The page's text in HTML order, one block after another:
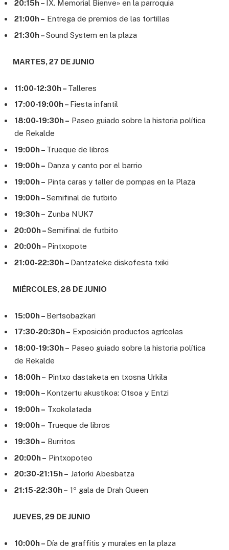
20:15h – IX. Memorial Bienve» en la parroquia
21:00h – Entrega de premios de las tortillas
21:30h –Sound System en la plaza
MARTES, 27 DE JUNIO
11:00-12:30h – Talleres
17:00-19:00h – Fiesta infantil
18:00-19:30h – Paseo guiado sobre la historia política
de Rekalde
19:00h – Trueque de libros
19:00h – Danza y canto por el barrio
19:00h – Pinta caras y taller de pompas en la Plaza
19:00h –Semifinal de futbito
19:30h – Zunba NUK7
20:00h –Semifinal de futbito
20:00h – Pintxopote
21:00-22:30h – Dantzateke diskofesta txiki
MIÉRCOLES, 28 DE JUNIO
15:00h – Bertsobazkari
17:30-20:30h – Exposición productos agrícolas
18:00-19:30h – Paseo guiado sobre la historia política
de Rekalde
18:00h – Pintxo dastaketa en txosna Urkila
19:00h – Kontzertu akustikoa: Otsoa y Entzi
19:00h – Txokolatada
19:00h – Trueque de libros
19:30h – Burritos
20:00h – Pintxopoteo
20:30-21:15h – Jatorki Abesbatza
21:15-22:30h – 1º gala de Drah Queen
JUEVES, 29 DE JUNIO
10:00h – Día de graffitis y murales en la plaza